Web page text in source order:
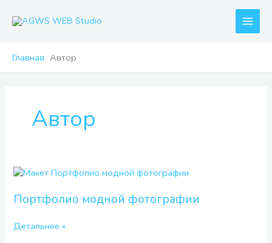
Главная Автор
Автор
Портфолио модной фотографии
Портфолио
фотографии
Детальнее »